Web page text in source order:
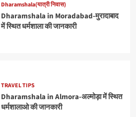
Dharamshala(यात्री निवास)
Dharamshala in Moradabad-मुरादाबाद
में स्थित धर्मशाला की जानकारी
TRAVEL TIPS
Dharamshala in Almora-अल्मोड़ा में स्थित
धर्मशालाओ की जानकारी